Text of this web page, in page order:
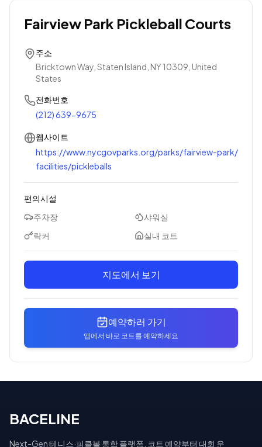
Fairview Park Pickleball Courts
주소
Bricktown Way, Staten Island, NY 10309, United
States
전화번호
(212) 639-9675
웹사이트
https://www.nycgovparks.org/parks/fairview-park/
facilities/pickleballs
편의시설
주차장
샤워실
락커
실내 코트
지도에서 보기
예약하러 가기
앱에서 바로 코트를 예약하세요
BACELINE
Next-Gen 테니스·피클볼 통합 플랫폼. 코트 예약부터 대회 운